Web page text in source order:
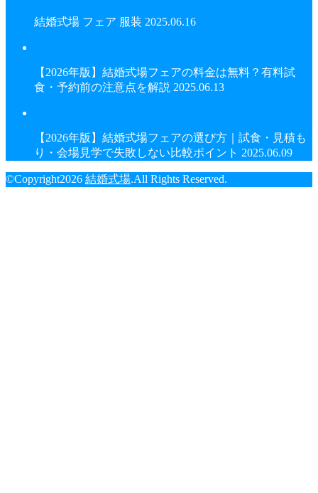
結婚式場 フェア 服装 2025.06.16
【2026年版】結婚式場フェアの料金は無料？有料試
食・予約前の注意点を解説 2025.06.13
【2026年版】結婚式場フェアの選び方｜試食・見積も
り・会場見学で失敗しない比較ポイント 2025.06.09
©Copyright2026 結婚式場.All Rights Reserved.